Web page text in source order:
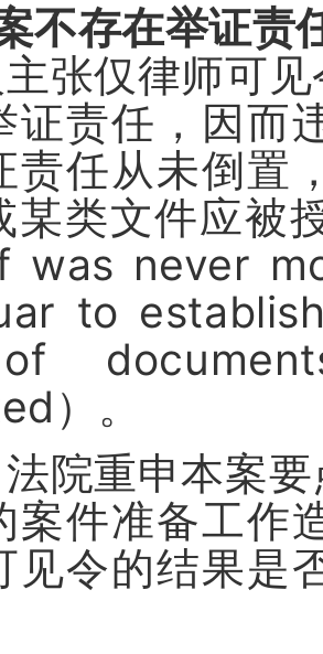
不存在举证责
主张仅律师可
证责任，因而
责任从未倒置
某类文件应被
was never
to
）。
院重申本案
案件准备工
见令的结果是